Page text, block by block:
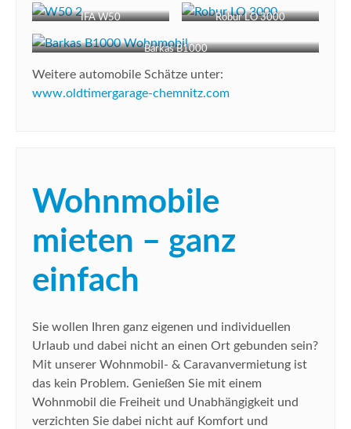
IFA W50 Robur LO 3000
Barkas B1000
Weitere automobile Schätze unter:
www.oldtimergarage-chemnitz.com
Wohnmobile
mieten – ganz
einfach
Sie wollen Ihren ganz eigenen und individuellen
Urlaub und dabei nicht an einen Ort gebunden sein?
Mit unserer Wohnmobil- & Caravanvermietung ist
das kein Problem. Genießen Sie mit einem
Wohnmobil die Freiheit und Unabhängigkeit und
verzichten Sie dabei nicht auf Komfort und